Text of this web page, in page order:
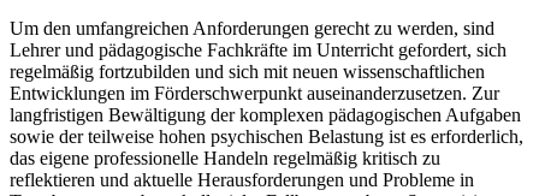
Um den umfangreichen Anforderungen gerecht zu werden, sind
Lehrer und pädagogische Fachkräfte im Unterricht gefordert, sich
regelmäßig fortzubilden und sich mit neuen wissenschaftlichen
Entwicklungen im Förderschwerpunkt auseinanderzusetzen. Zur
langfristigen Bewältigung der komplexen pädagogischen Aufgaben
sowie der teilweise hohen psychischen Belastung ist es erforderlich,
das eigene professionelle Handeln regelmäßig kritisch zu
reflektieren und aktuelle Herausforderungen und Probleme in